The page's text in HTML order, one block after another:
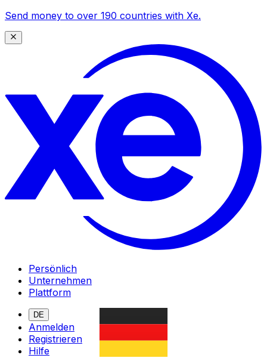
Send money to over 190 countries with Xe.
Persönlich
Unternehmen
Plattform
DE
Anmelden
Registrieren
Hilfe